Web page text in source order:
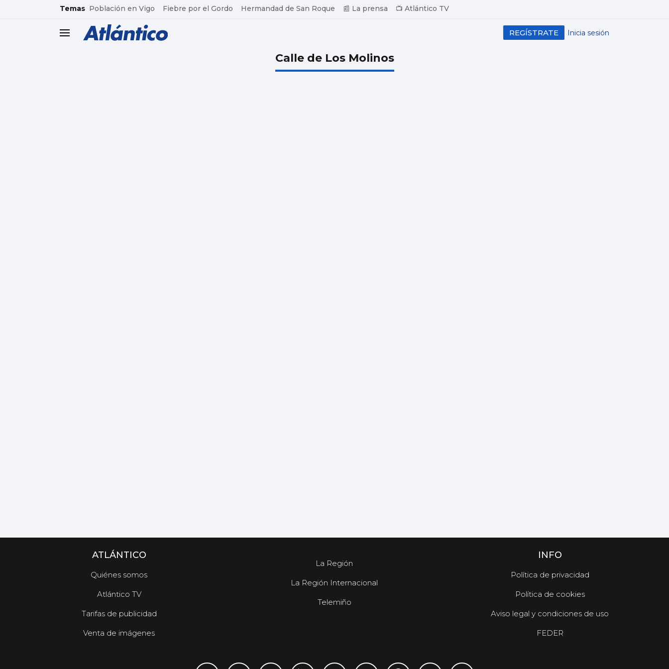
common.go-to-content
Temas Población en Vigo Fiebre por el Gordo Hermandad de San Roque 📰 La prensa 📺 Atlántico TV
header.menu.open Inicia sesión
REGÍSTRATE
Calle de Los Molinos
ATLÁNTICO
Quiénes somos
Atlántico TV
Tarifas de publicidad
Venta de imágenes
La Región
La Región Internacional
Telemiño
INFO
Política de privacidad
Política de cookies
Aviso legal y condiciones de uso
FEDER